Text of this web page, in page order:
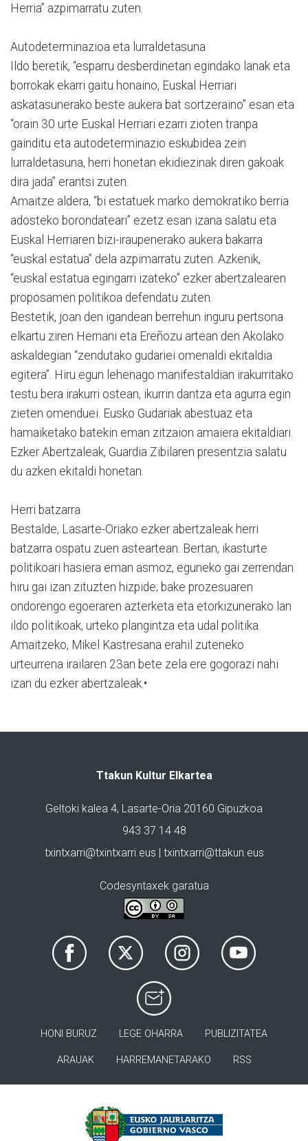
Herria” azpimarratu zuten.
Autodeterminazioa eta lurraldetasuna
Ildo beretik, “esparru desberdinetan egindako lanak eta
borrokak ekarri gaitu honaino, Euskal Herriari
askatasunerako beste aukera bat sortzeraino” esan eta
“orain 30 urte Euskal Herriari ezarri zioten tranpa
gainditu eta autodeterminazio eskubidea zein
lurraldetasuna, herri honetan ekidiezinak diren gakoak
dira jada” erantsi zuten.
Amaitze aldera, “bi estatuek marko demokratiko berria
adosteko borondateari” ezetz esan izana salatu eta
Euskal Herriaren bizi-iraupenerako aukera bakarra
“euskal estatua” dela azpimarratu zuten. Azkenik,
“euskal estatua egingarri izateko” ezker abertzalearen
proposamen politikoa defendatu zuten.
Bestetik, joan den igandean berrehun inguru pertsona
elkartu ziren Hernani eta Ereñozu artean den Akolako
askaldegian “zendutako gudariei omenaldi ekitaldia
egitera”. Hiru egun lehenago manifestaldian irakurritako
testu bera irakurri ostean, ikurrin dantza eta agurra egin
zieten omenduei. Eusko Gudariak abestuaz eta
hamaiketako batekin eman zitzaion amaiera ekitaldiari.
Ezker Abertzaleak, Guardia Zibilaren presentzia salatu
du azken ekitaldi honetan.
Herri batzarra
Bestalde, Lasarte-Oriako ezker abertzaleak herri
batzarra ospatu zuen asteartean. Bertan, ikasturte
politikoari hasiera eman asmoz, eguneko gai zerrendan
hiru gai izan zituzten hizpide; bake prozesuaren
ondorengo egoeraren azterketa eta etorkizunerako lan
ildo politikoak, urteko plangintza eta udal politika.
Amaitzeko, Mikel Kastresana erahil zuteneko
urteurrena irailaren 23an bete zela ere gogorazi nahi
izan du ezker abertzaleak.•
Ttakun Kultur Elkartea
Geltoki kalea 4, Lasarte-Oria 20160 Gipuzkoa
943 37 14 48
txintxarri@txintxarri.eus | txintxarri@ttakun.eus
Codesyntaxek garatua
HONI BURUZ LEGE OHARRA PUBLIZITATEA
ARAUAK HARREMANETARAKO RSS